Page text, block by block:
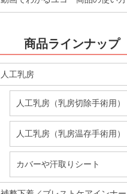
商品ラインナップ
人工乳房
人工乳房（乳房切除手術用）
人工乳房（乳房温存手術用）
カバーや汗取りシート